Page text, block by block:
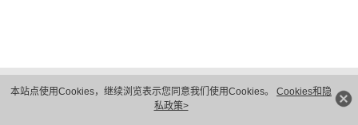
本站点使用Cookies，继续浏览表示您同意我们使用Cookies。 Cookies和隐
私政策>
隐私保护
法律声明